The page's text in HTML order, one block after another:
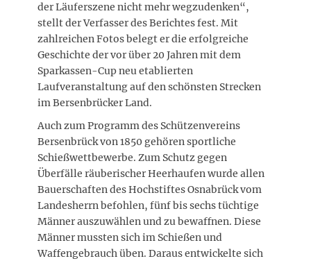
der Läuferszene nicht mehr wegzudenken“,
stellt der Verfasser des Berichtes fest. Mit
zahlreichen Fotos belegt er die erfolgreiche
Geschichte der vor über 20 Jahren mit dem
Sparkassen-Cup neu etablierten
Laufveranstaltung auf den schönsten Strecken
im Bersenbrücker Land.
Auch zum Programm des Schützenvereins
Bersenbrück von 1850 gehören sportliche
Schießwettbewerbe. Zum Schutz gegen
Überfälle räuberischer Heerhaufen wurde allen
Bauerschaften des Hochstiftes Osnabrück vom
Landesherrn befohlen, fünf bis sechs tüchtige
Männer auszuwählen und zu bewaffnen. Diese
Männer mussten sich im Schießen und
Waffengebrauch üben. Daraus entwickelte sich